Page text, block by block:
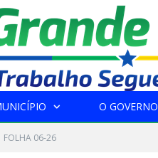
O GOVERNO
FOLHA 06-26